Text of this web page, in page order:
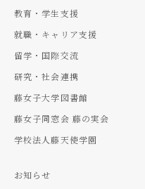
教育・学生支援
就職・キャリア支援
留学・国際交流
研究・社会連携
藤女子大学図書館
藤女子同窓会 藤の実会
学校法人藤天使学園
お知らせ